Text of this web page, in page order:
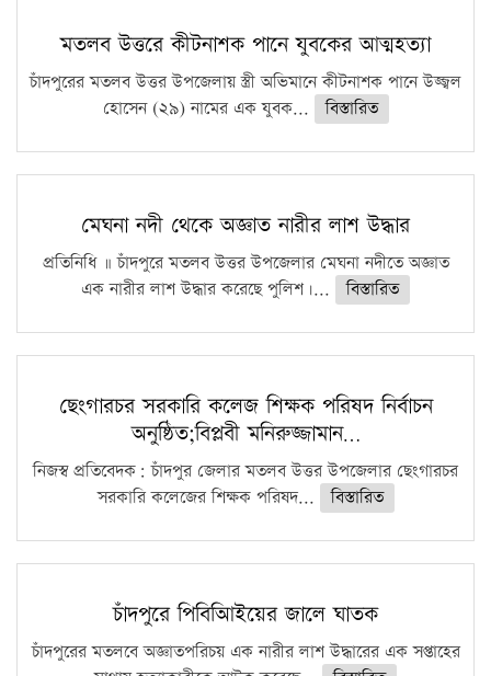
মতলব উত্তরে কীটনাশক পানে যুবকের আত্মহত্যা
চাঁদপুরের মতলব উত্তর উপজেলায় স্ত্রী অভিমানে কীটনাশক পানে উজ্জ্বল
হোসেন (২৯) নামের এক যুবক...
বিস্তারিত
মেঘনা নদী থেকে অজ্ঞাত নারীর লাশ উদ্ধার
প্রতিনিধি ॥ চাঁদপুরে মতলব উত্তর উপজেলার মেঘনা নদীতে অজ্ঞাত
এক নারীর লাশ উদ্ধার করেছে পুলিশ।...
বিস্তারিত
ছেংগারচর সরকারি কলেজ শিক্ষক পরিষদ নির্বাচন
অনুষ্ঠিত;বিপ্লবী মনিরুজ্জামান…
নিজস্ব প্রতিবেদক: চাঁদপুর জেলার মতলব উত্তর উপজেলার ছেংগারচর
সরকারি কলেজের শিক্ষক পরিষদ...
বিস্তারিত
চাঁদপুরে পিবিআিইয়ের জালে ঘাতক
চাঁদপুরের মতলবে অজ্ঞাতপরিচয় এক নারীর লাশ উদ্ধারের এক সপ্তাহের